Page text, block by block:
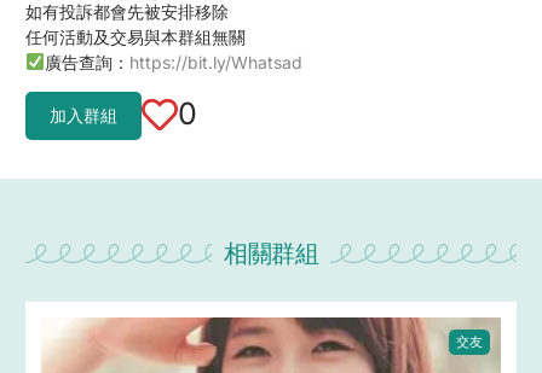
如有投訴都會先被安排移除
任何活動及交易與本群組無關
廣告查詢： https://bit.ly/Whatsad
加入群組 0
相關群組
交友